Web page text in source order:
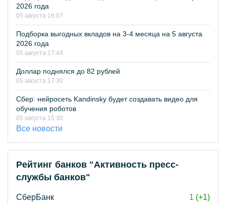
2026 года
05 августа 18:07
Подборка выгодных вкладов на 3-4 месяца на 5 августа
2026 года
05 августа 17:44
Доллар поднялся до 82 рублей
05 августа 17:30
Сбер: нейросеть Kandinsky будет создавать видео для
обучения роботов
05 августа 15:30
Все новости
Рейтинг банков "Активность пресс-
службы банков"
СберБанк 1 (+1)